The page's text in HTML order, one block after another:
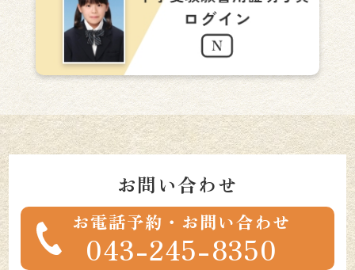
お問い合わせ
お電話予約・お問い合わせ
043-245-8350